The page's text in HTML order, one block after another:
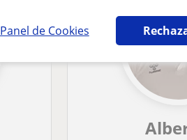
Panel de Cookies